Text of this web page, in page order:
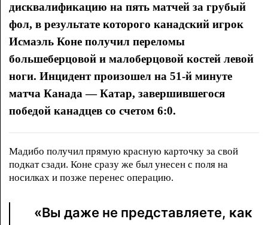
дисквалификацию на пять матчей за грубый
фол, в результате которого канадский игрок
Исмаэль Коне получил переломы
большеберцовой и малоберцовой костей левой
ноги. Инцидент произошел на 51-й минуте
матча Канада — Катар, завершившегося
победой канадцев со счетом 6:0.
Мадибо получил прямую красную карточку за свой
подкат сзади. Коне сразу же был унесен с поля на
носилках и позже перенес операцию.
«Вы даже не представляете, как